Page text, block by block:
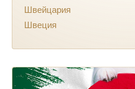
Швейцария
Швеция